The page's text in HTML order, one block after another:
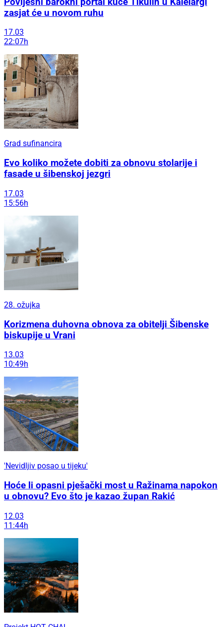
zasjat će u novom ruhu
17.03
22:07h
Grad sufinancira
Evo koliko možete dobiti za obnovu stolarije i
fasade u šibenskoj jezgri
17.03
15:56h
28. ožujka
Korizmena duhovna obnova za obitelji Šibenske
biskupije u Vrani
13.03
10:49h
'Nevidljiv posao u tijeku'
Hoće li opasni pješački most u Ražinama napokon
u obnovu? Evo što je kazao župan Rakić
12.03
11:44h